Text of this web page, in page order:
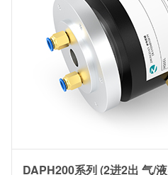
DAPH200系列 (2进2出 气/